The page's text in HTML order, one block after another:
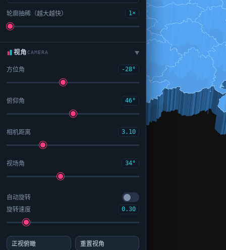
轮廓抽稀（越大越快） 1×
视角CAMERA ▶
方位角 -28°
俯仰角 46°
相机距离 3.10
视场角 34°
自动旋转
旋转速度
0.30
正视俯瞰 重置视角